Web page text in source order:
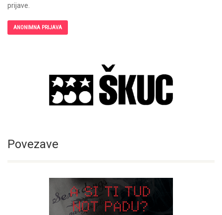
prijave.
ANONIMNA PRIJAVA
Povezave